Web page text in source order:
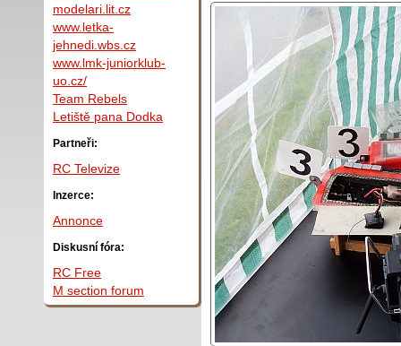
modelari.lit.cz
www.letka-
jehnedi.wbs.cz
www.lmk-juniorklub-
uo.cz/
Team Rebels
Letiště pana Dodka
Partneři:
RC Televize
Inzerce:
Annonce
Diskusní fóra:
RC Free
M section forum